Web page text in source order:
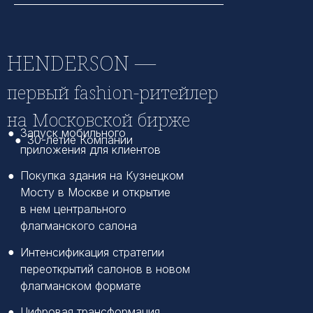
● Запуск мобильного
приложения для клиентов
30-летие Компании
●
● Интенсификация стратегии
переоткрытий салонов в новом
флагманском формате
● Покупка здания на Кузнецком
Мосту в Москве и открытие
в нем центрального
флагманского салона
HENDERSON —
первый fashion-ритейлер
на Московской бирже
Мощный сетевой эффект
омниканальной системы
продаж
Подтвержденная модель
внушительного роста,
высокой рентабельности и
цепочки создания
стоимости
Мотивированная команда
во главе с основателем-
основополагающие принципы
Дома моды HENDERSON. Для нас
это не просто работа — это наша
которым мы хотим поделиться с
вами.